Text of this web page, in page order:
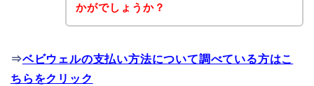
かがでしょうか？
⇒ベビウェルの支払い方法について調べている方はこ
ちらをクリック